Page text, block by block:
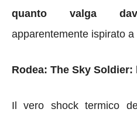
quanto valga
apparentemente ispirato
Rodea: The Sky Soldier:
Il vero shock termico